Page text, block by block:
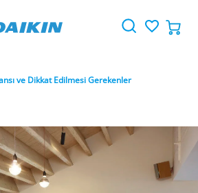
ve Dikkat Edilmesi Gerekenler